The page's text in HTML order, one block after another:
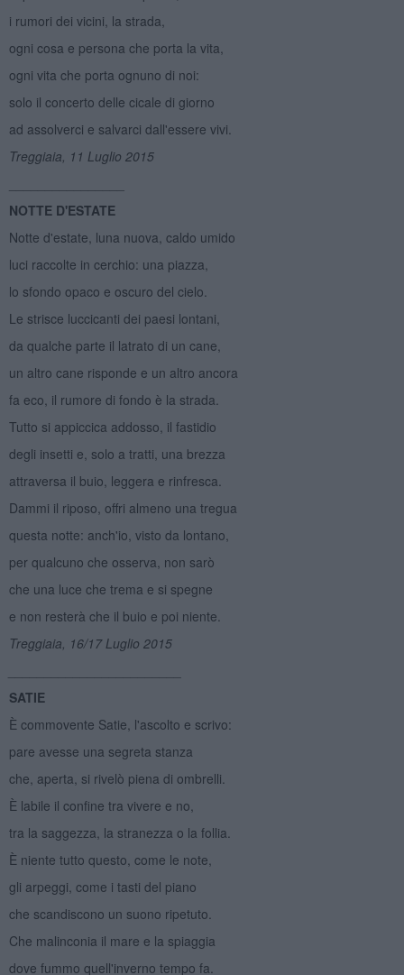
i rumori dei vicini, la strada,
ogni cosa e persona che porta la vita,
ogni vita che porta ognuno di noi:
solo il concerto delle cicale di giorno
ad assolverci e salvarci dall'essere vivi.
Treggiaia, 11 Luglio 2015
NOTTE D'ESTATE
Notte d'estate, luna nuova, caldo umido
luci raccolte in cerchio: una piazza,
lo sfondo opaco e oscuro del cielo.
Le strisce luccicanti dei paesi lontani,
da qualche parte il latrato di un cane,
un altro cane risponde e un altro ancora
fa eco, il rumore di fondo è la strada.
Tutto si appiccica addosso, il fastidio
degli insetti e, solo a tratti, una brezza
attraversa il buio, leggera e rinfresca.
Dammi il riposo, offri almeno una tregua
questa notte: anch'io, visto da lontano,
per qualcuno che osserva, non sarò
che una luce che trema e si spegne
e non resterà che il buio e poi niente.
Treggiaia, 16/17 Luglio 2015
SATIE
È commovente Satie, l'ascolto e scrivo:
pare avesse una segreta stanza
che, aperta, si rivelò piena di ombrelli.
È labile il confine tra vivere e no,
tra la saggezza, la stranezza o la follia.
È niente tutto questo, come le note,
gli arpeggi, come i tasti del piano
che scandiscono un suono ripetuto.
Che malinconia il mare e la spiaggia
dove fummo quell'inverno tempo fa.